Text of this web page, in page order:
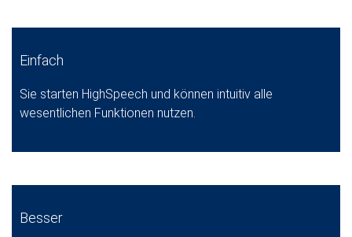
Einfach
Sie starten HighSpeech und können intuitiv alle
wesentlichen Funktionen nutzen.
Besser